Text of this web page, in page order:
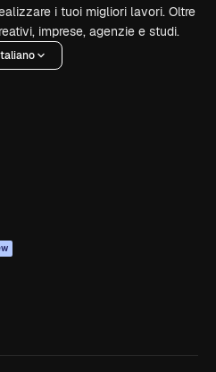
i tuoi migliori lavori. Oltre
imprese, agenzie e studi.